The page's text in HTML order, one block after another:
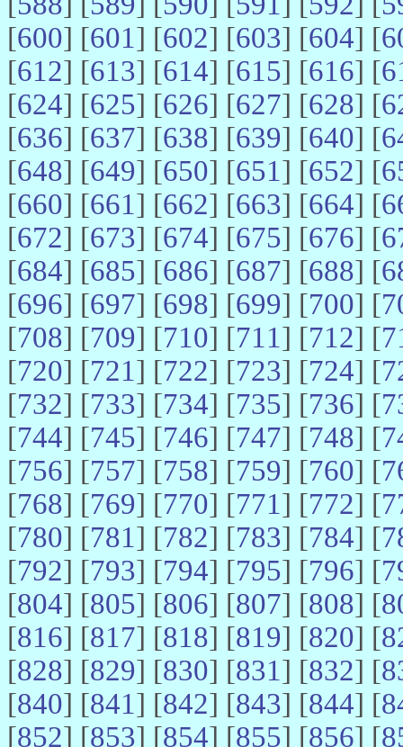
[600] [601] [602] [603] [604] [
[612] [613] [614] [615] [616] [
[624] [625] [626] [627] [628] [
[636] [637] [638] [639] [640] [
[648] [649] [650] [651] [652] [
[660] [661] [662] [663] [664] [
[672] [673] [674] [675] [676] [
[684] [685] [686] [687] [688] [
[696] [697] [698] [699] [700] [
[708] [709] [710] [711] [712] [
[720] [721] [722] [723] [724] [
[732] [733] [734] [735] [736] [
[744] [745] [746] [747] [748] [
[756] [757] [758] [759] [760] [
[768] [769] [770] [771] [772] [
[780] [781] [782] [783] [784] [
[792] [793] [794] [795] [796] [
[804] [805] [806] [807] [808] [
[816] [817] [818] [819] [820] [
[828] [829] [830] [831] [832] [
[840] [841] [842] [843] [844] [
[852] [853] [854] [855] [856] [